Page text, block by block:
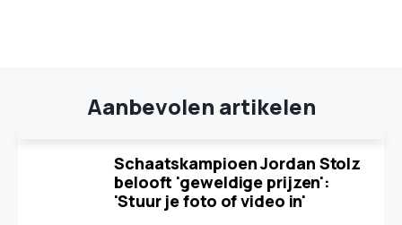
Aanbevolen artikelen
Schaatskampioen Jordan Stolz
belooft 'geweldige prijzen':
'Stuur je foto of video in'